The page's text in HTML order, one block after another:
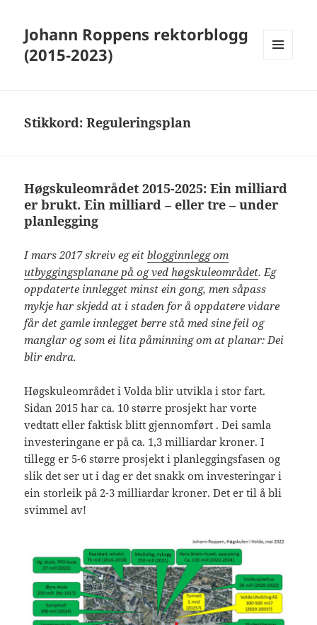
Johann Roppens rektorblogg
(2015-2023)
Stikkord:Reguleringsplan
Høgskuleområdet 2015-2025: Ein milliard
er brukt. Ein milliard – eller tre – under
planlegging
I mars 2017 skreiv eg eitblogginnlegg om
utbyggingsplanane på og ved høgskuleområdet. Eg
oppdaterte innlegget minst ein gong, men såpass
mykje har skjedd at i staden for å oppdatere vidare
får det gamle innlegget berre stå med sine feil og
manglar og som ei lita påminning om at planar: Dei
blir endra.
Høgskuleområdet i Volda blir utvikla i stor fart.
Sidan 2015 har ca. 10 større prosjekt har vorte
vedtatt eller faktisk blitt gjennomført . Dei samla
investeringane er på ca. 1,3 milliardar kroner. I
tillegg er 5-6 større prosjekt i planleggingsfasen og
slik det ser ut i dag er det snakk om investeringar i
ein storleik på 2-3 milliardar kroner. Det er til å bli
svimmel av!